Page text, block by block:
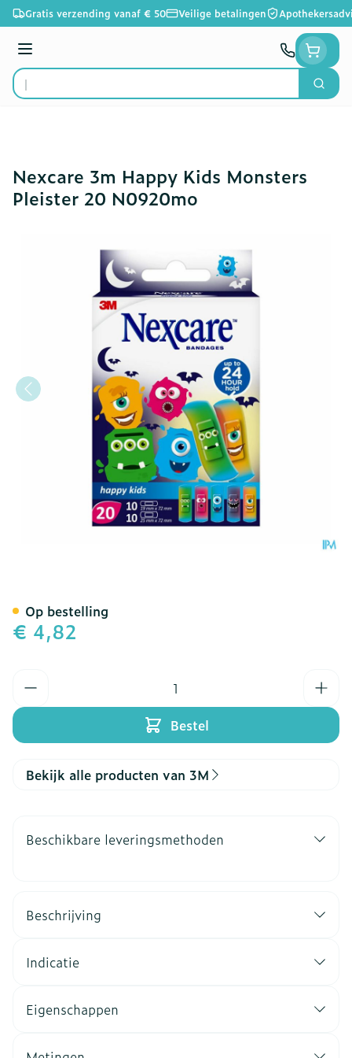
Ga naar de inhoud
Gratis verzending vanaf € 50 Veilige betalingen
Menu
Product, merk, categorie...
Zoek
Nexcare 3m Happy Kids Monsters
Pleister 20 N0920mo
€ 4,82
Bestel
Op bestelling
Bekijk alle producten van 3M
Beschikbare leveringsmethoden
Beschrijving
Indicatie
Eigenschappen